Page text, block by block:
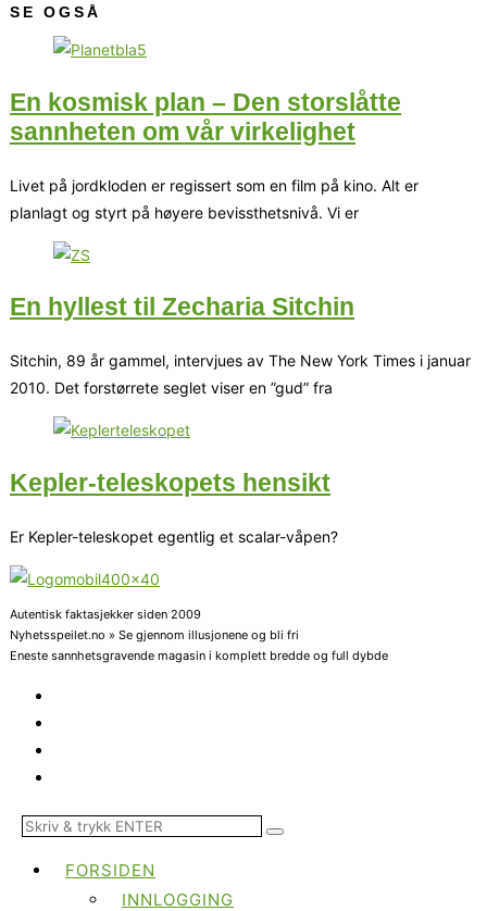
SE OGSÅ
En kosmisk plan – Den storslåtte
sannheten om vår virkelighet
Livet på jordkloden er regissert som en film på kino. Alt er
planlagt og styrt på høyere bevissthetsnivå. Vi er
En hyllest til Zecharia Sitchin
Sitchin, 89 år gammel, intervjues av The New York Times i januar
2010. Det forstørrete seglet viser en ”gud” fra
Kepler-teleskopets hensikt
Er Kepler-teleskopet egentlig et scalar-våpen?
Autentisk faktasjekker siden 2009
Nyhetsspeilet.no » Se gjennom illusjonene og bli fri
Eneste sannhetsgravende magasin i komplett bredde og full dybde
FORSIDEN
INNLOGGING